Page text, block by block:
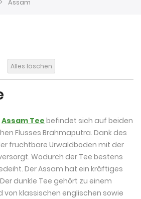
Assam
Alles löschen
Assam Tee befindet sich auf beiden
Flusses Brahmaputra. Dank des
fruchtbare Urwaldboden mit der
Wodurch der Tee bestens
Der Assam hat ein kräftiges
dunkle Tee gehört zu einem
von klassischen englischen sowie